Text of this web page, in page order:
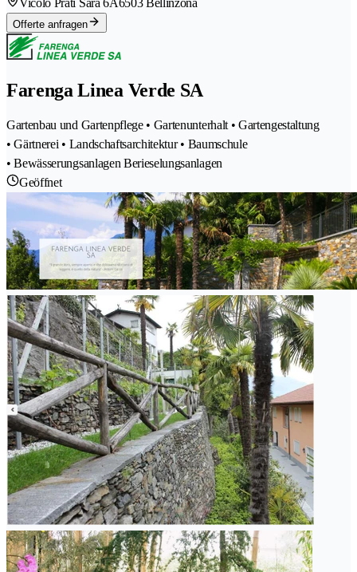
Offerte anfragen
Farenga Linea Verde SA
Gartenbau und Gartenpflege • Gartenunterhalt • Gartengestaltung
• Gärtnerei • Landschaftsarchitektur • Baumschule
• Bewässerungsanlagen Berieselungsanlagen
Geöffnet